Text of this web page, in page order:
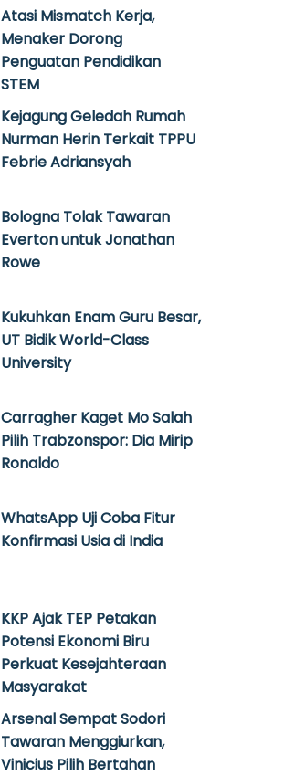
Atasi Mismatch Kerja,
Menaker Dorong
Penguatan Pendidikan
STEM
Kejagung Geledah Rumah
Nurman Herin Terkait TPPU
Febrie Adriansyah
Bologna Tolak Tawaran
Everton untuk Jonathan
Rowe
Kukuhkan Enam Guru Besar,
UT Bidik World-Class
University
Carragher Kaget Mo Salah
Pilih Trabzonspor: Dia Mirip
Ronaldo
WhatsApp Uji Coba Fitur
Konfirmasi Usia di India
KKP Ajak TEP Petakan
Potensi Ekonomi Biru
Perkuat Kesejahteraan
Masyarakat
Arsenal Sempat Sodori
Tawaran Menggiurkan,
Vinicius Pilih Bertahan